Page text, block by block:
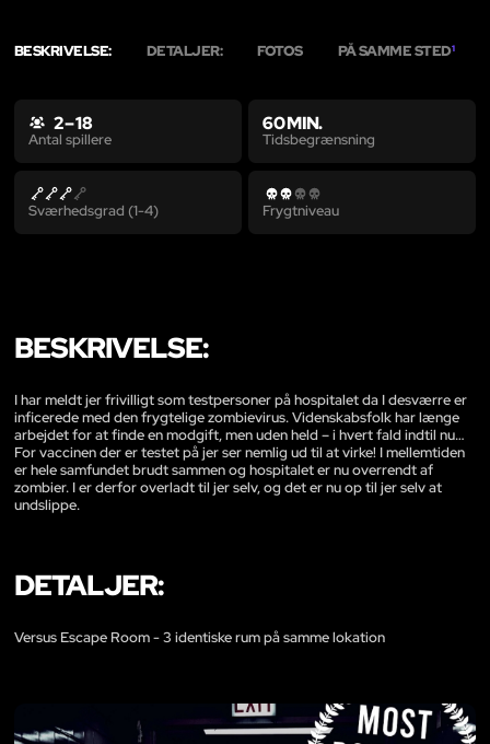
BESKRIVELSE: DETALJER: FOTOS PÅ SAMME STED1
2 – 18
Antal spillere
60 MIN.
Tidsbegrænsning
Sværhedsgrad (1-4) Frygtniveau
BESKRIVELSE:
I har meldt jer frivilligt som testpersoner på hospitalet da I desværre er
inficerede med den frygtelige zombievirus. Videnskabsfolk har længe
arbejdet for at finde en modgift, men uden held – i hvert fald indtil nu…
For vaccinen der er testet på jer ser nemlig ud til at virke! I mellemtiden
er hele samfundet brudt sammen og hospitalet er nu overrendt af
zombier. I er derfor overladt til jer selv, og det er nu op til jer selv at
undslippe.
DETALJER:
Versus Escape Room - 3 identiske rum på samme lokation